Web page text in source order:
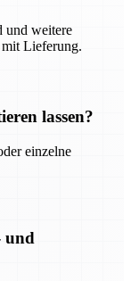
und weitere
Lieferung.
lassen?
einzelne
und